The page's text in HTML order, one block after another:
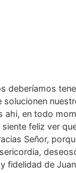
deberíamos
ahi, en todo
feliz ver
Señor,
fidelidad de